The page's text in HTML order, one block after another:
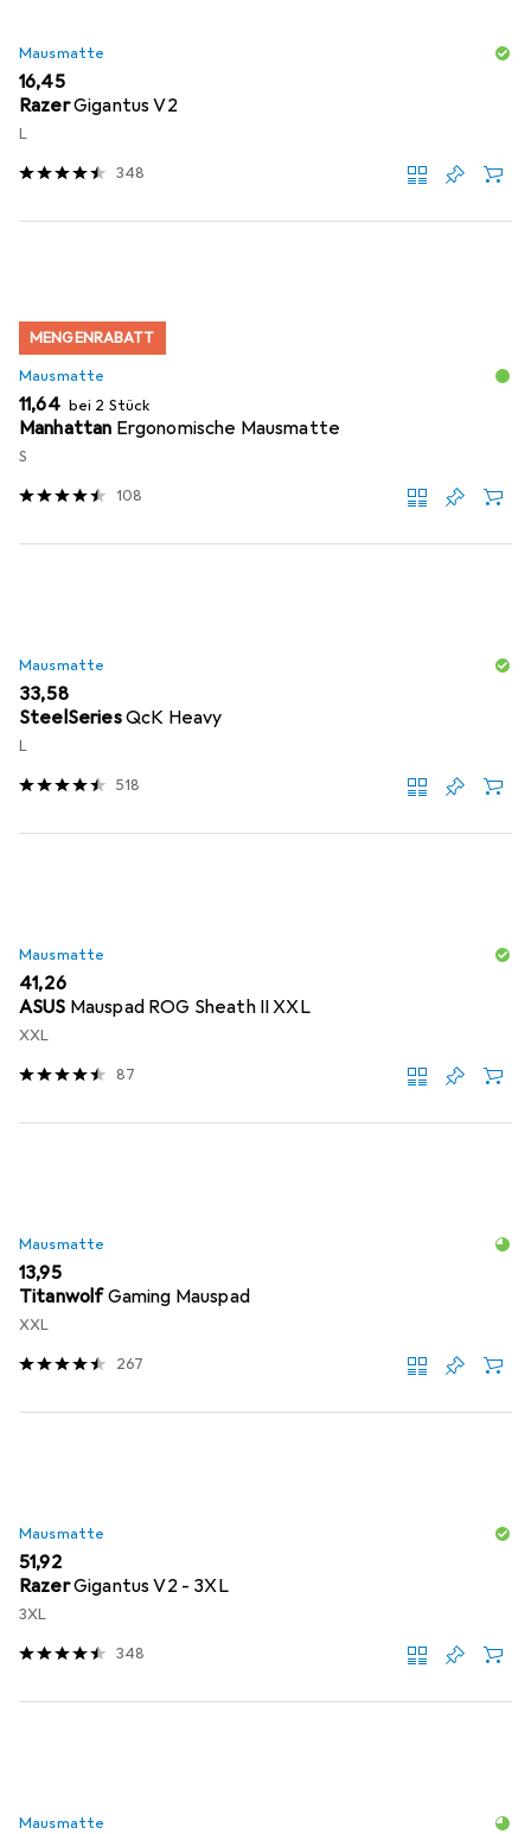
Mausmatte
EUR
16,45
RazerGigantus V2
L
348
MENGENRABATT
Mausmatte
EUR
11,64 bei 2 Stück
Manhattan Ergonomische Mausmatte
S
108
Mausmatte
EUR
33,58
SteelSeriesQcK Heavy
L
518
Mausmatte
EUR
41,26
ASUS Mauspad ROG Sheath II XXL
XXL
87
Mausmatte
EUR
13,95
TitanwolfGaming Mauspad
XXL
267
Mausmatte
EUR
51,92
RazerGigantus V2 - 3XL
3XL
348
Mausmatte